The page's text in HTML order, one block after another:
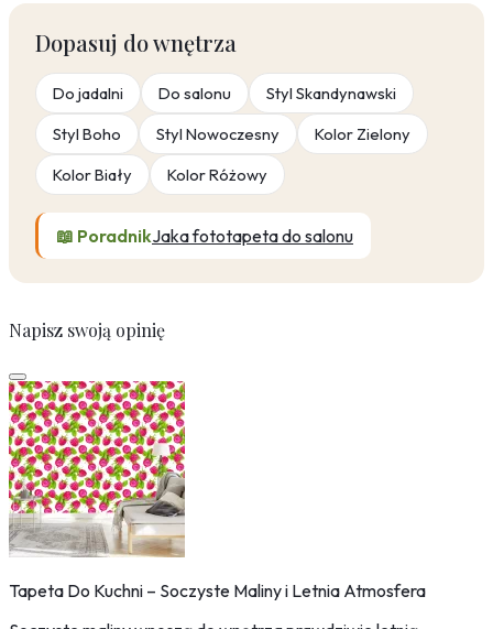
Dopasuj do wnętrza
Do jadalni Do salonu
Styl Skandynawski
Styl Boho
Styl Nowoczesny
Kolor Zielony
Kolor Biały
Kolor Różowy
📖 PoradnikJaka fototapeta do salonu
Napisz swoją opinię
Tapeta Do Kuchni – Soczyste Maliny i Letnia Atmosfera